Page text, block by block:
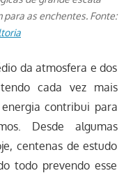
as enchentes. Fonte:
da atmosfera e dos
cada vez mais
contribui para
Desde algumas
centenas de estudo
todo prevendo esse